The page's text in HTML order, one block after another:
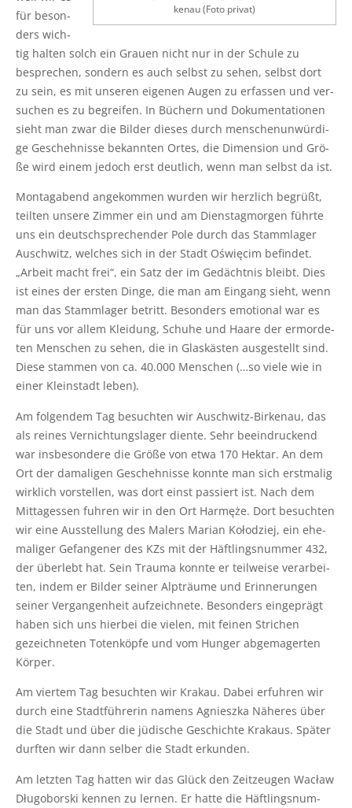
ken­au (Foto privat)
für beson­
ders wich­
tig hal­ten solch ein Grau­en nicht nur in der Schu­le zu
bespre­chen, son­dern es auch selbst zu sehen, selbst dort
zu sein, es mit unse­ren eige­nen Augen zu erfas­sen und ver­
su­chen es zu begrei­fen. In Büchern und Doku­men­ta­tio­nen
sieht man zwar die Bil­der die­ses durch men­schen­un­wür­di­
ge Gescheh­nis­se bekann­ten Ortes, die Dimen­si­on und Grö­
ße wird einem jedoch erst deut­lich, wenn man selbst da ist.
Mon­tag­abend ange­kom­men wur­den wir herz­lich begrüßt,
teil­ten unse­re Zim­mer ein und am Diens­tag­mor­gen führ­te
uns ein deutsch­spre­chen­der Pole durch das Stamm­la­ger
Ausch­witz, wel­ches sich in der Stadt Oświęcim befin­det.
„Arbeit macht frei“, ein Satz der im Gedächt­nis bleibt. Dies
ist eines der ers­ten Din­ge, die man am Ein­gang sieht, wenn
man das Stamm­la­ger betritt. Beson­ders emo­tio­nal war es
für uns vor allem Klei­dung, Schu­he und Haa­re der ermor­de­
ten Men­schen zu sehen, die in Glas­käs­ten aus­ge­stellt sind.
Die­se stam­men von ca. 40.000 Men­schen (…so vie­le wie in
einer Klein­stadt leben).
Am fol­gen­dem Tag besuch­ten wir Ausch­witz-Bir­ken­au, das
als rei­nes Ver­nich­tungs­la­ger dien­te. Sehr beein­dru­ckend
war ins­be­son­de­re die Grö­ße von etwa 170 Hekt­ar. An dem
Ort der dama­li­gen Gescheh­nis­se konn­te man sich erst­ma­lig
wirk­lich vor­stel­len, was dort einst pas­siert ist. Nach dem
Mit­tag­essen fuh­ren wir in den Ort Har­męże. Dort besuch­ten
wir eine Aus­stel­lung des Malers Mari­an Kołod­ziej, ein ehe­
ma­li­ger Gefan­ge­ner des KZs mit der Häft­lings­num­mer 432,
der über­lebt hat. Sein Trau­ma konn­te er teil­wei­se ver­ar­bei­
ten, indem er Bil­der sei­ner Alp­träu­me und Erin­ne­run­gen
sei­ner Ver­gan­gen­heit auf­zeich­ne­te. Beson­ders ein­ge­prägt
haben sich uns hier­bei die vie­len, mit fei­nen Stri­chen
gezeich­ne­ten Toten­köp­fe und vom Hun­ger abge­ma­ger­ten
Körper.
Am vier­tem Tag besuch­ten wir Kra­kau. Dabei erfuh­ren wir
durch eine Stadt­füh­re­rin namens Agnieszka Nähe­res über
die Stadt und über die jüdi­sche Geschich­te Kra­kaus. Spä­ter
durf­ten wir dann sel­ber die Stadt erkunden.
Am letz­ten Tag hat­ten wir das Glück den Zeit­zeu­gen Wacław
Dług­obor­ski ken­nen zu ler­nen. Er hat­te die Häft­lings­num­